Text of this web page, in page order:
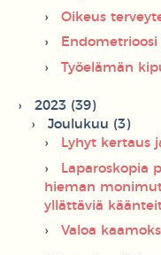
Oikeus
Työelämän
2023 (39)
Joulukuu (3)
Lyhyt kertaus
Laparoskopia
hieman
yllättäviä
Valoa